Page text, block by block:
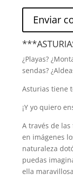
¿Playas?
sendas?
Asturias tiene
¡Y yo quiero
A través de
en imágenes
naturaleza
puedas
ella